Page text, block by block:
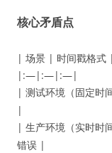
核心矛盾点
| 场景 | 时间戳格
|:—|:—|:—|
| 测试环境（固定时
|
| 生产环境（实时时
错误 |